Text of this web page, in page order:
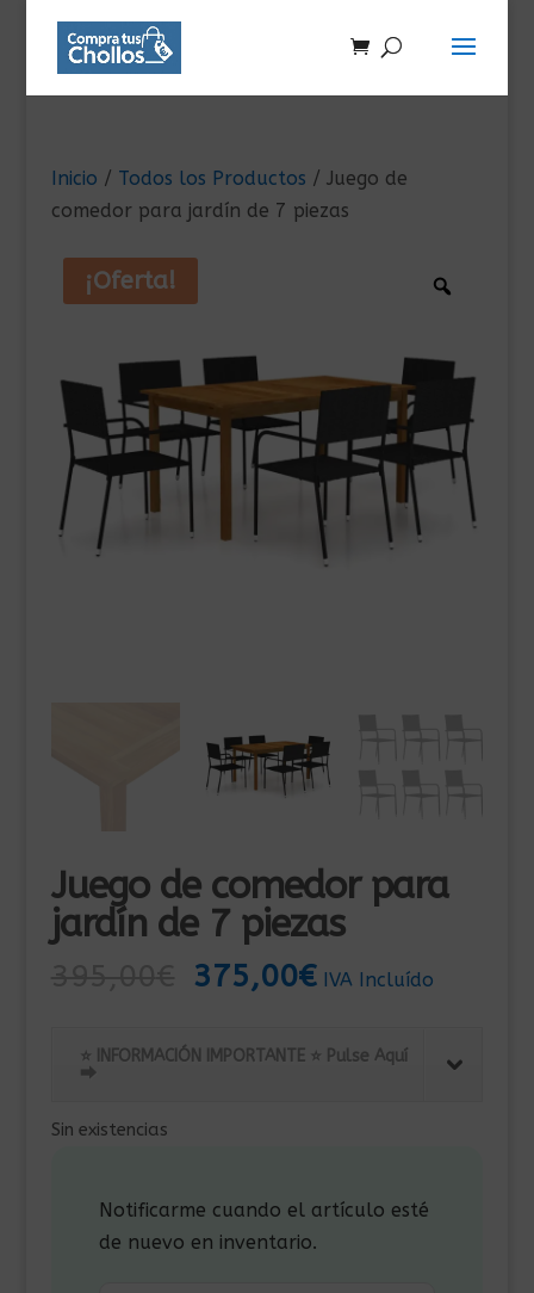
Inicio / Todos los Productos / Juego de
comedor para jardín de 7 piezas
¡Oferta!
Juego de comedor para
jardín de 7 piezas
El
original
era:
375,00€El
actual
es:
IVA Incluído
⭐ INFORMACIÓN IMPORTANTE ⭐ Pulse Aquí
⮕
Sin existencias
Notificarme cuando el artículo esté
de nuevo en inventario.